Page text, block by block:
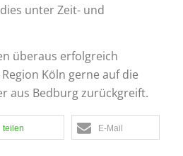
unter Zeit- und
überaus erfolgreich
Köln gerne auf die
aus Bedburg zurückgreift.
teilen E-Mail